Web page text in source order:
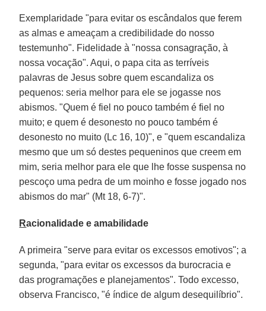
Exemplaridade "para evitar os escândalos que ferem
as almas e ameaçam a credibilidade do nosso
testemunho". Fidelidade à "nossa consagração, à
nossa vocação". Aqui, o papa cita as terríveis
palavras de Jesus sobre quem escandaliza os
pequenos: seria melhor para ele se jogasse nos
abismos. "Quem é fiel no pouco também é fiel no
muito; e quem é desonesto no pouco também é
desonesto no muito (Lc 16, 10)", e "quem escandaliza
mesmo que um só destes pequeninos que creem em
mim, seria melhor para ele que lhe fosse suspensa no
pescoço uma pedra de um moinho e fosse jogado nos
abismos do mar" (Mt 18, 6-7)".
Racionalidade e amabilidade
A primeira "serve para evitar os excessos emotivos"; a
segunda, "para evitar os excessos da burocracia e
das programações e planejamentos". Todo excesso,
observa Francisco, "é índice de algum desequilíbrio".